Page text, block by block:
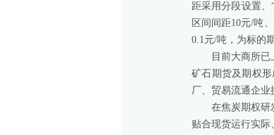
距采用分段设置、
区间间距10元/吨
0.1元/吨，为标的
目前大商所
矿石期货及期权
厂、贸易流通企业
在焦炭期权研
贴合现货运行实